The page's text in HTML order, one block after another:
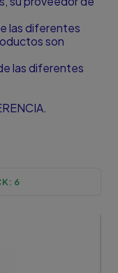
las diferentes
son
las diferentes
6